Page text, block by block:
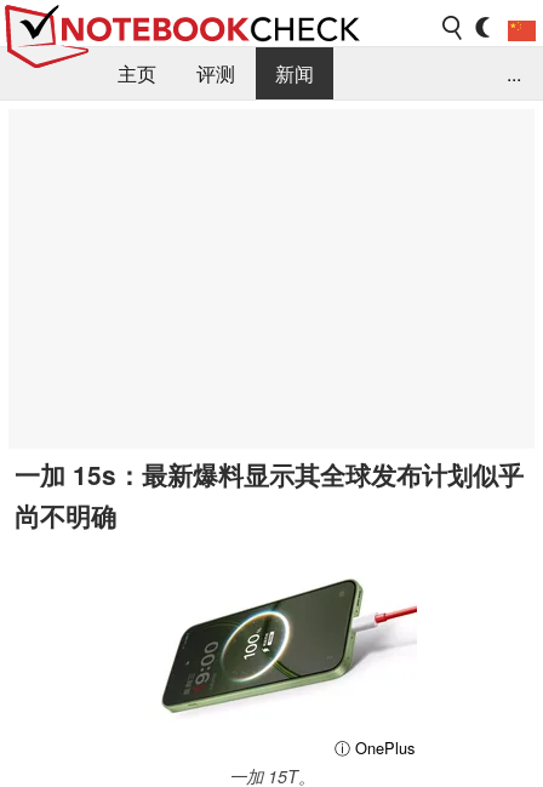
主页 评测
新闻
...
一加 15s：最新爆料显示其全球发布计划似乎
尚不明确
ⓘ OnePlus
一加 15T。